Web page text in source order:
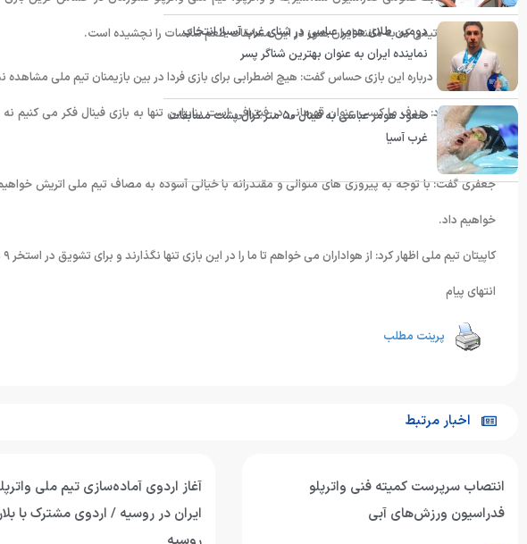
خواهد رفت،تیمی که به مانند ایران هنوز در این مسابقات طعم شکسات را نچشیده است.
میثم جعفری درباره این بازی حساس گفت: هیچ اضطرابی برای بازی فردا در بین بازیمنان تیم ملی
وی ادامه داد: هدف ما کسب عنوان قهرمانی در فیترافی است بنابراین تنها به بازی فینال فکر می کنیم نه
برسیم.
جعفری گفت: با توجه به پیروزی های متوالی و مقتدرانه با خیالی آسوده به مصاف تیم ملی اتریش
خواهیم داد.
کاپیتان تیم ملی اظهار کرد: از هواداران می خواهم تا ما را در این بازی تنها نگذارند و برای تشویق در استخر ۹ دی حضور یابند..
انتهای پیام
پرینت مطلب
دومین طلای هومر عباسی در شنای غرب آسیا؛ انتخاب
نماینده ایران به عنوان بهترین شناگر پسر
صعود هومر عباسی به فینال ۵۰ متر کرال پشت مسابقات
غرب آسیا
اخبار مرتبط
آغاز اردوی آماده‌سازی تیم ملی واترپلوی
ایران در روسیه / اردوی مشترک با بلاروس و
تیم ملی واترپلوی جوانان ایران با
ازبکستان پنجم آسیا شد